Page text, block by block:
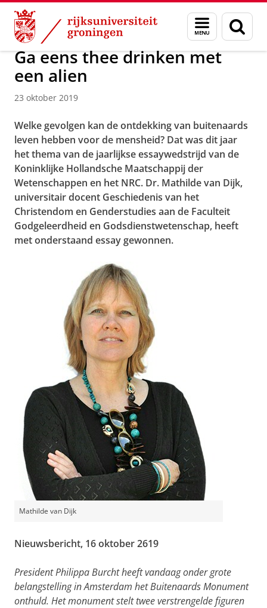
Skip
Content
Skip
Navigation
Menu
en
zoeken
Over ons Actueel Nieuws Nieuwsberichten
Ga eens thee drinken met
een alien
23 oktober 2019
Welke gevolgen kan de ontdekking van buitenaards
leven hebben voor de mensheid? Dat was dit jaar
het thema van de jaarlijkse essaywedstrijd van de
Koninklijke Hollandsche Maatschappij der
Wetenschappen en het NRC. Dr. Mathilde van Dijk,
universitair docent Geschiedenis van het
Christendom en Genderstudies aan de Faculteit
Godgeleerdheid en Godsdienstwetenschap, heeft
met onderstaand essay gewonnen.
Mathilde van Dijk
Nieuwsbericht, 16 oktober 2619
President Philippa Burcht heeft vandaag onder grote
belangstelling in Amsterdam het Buitenaards Monument
onthuld. Het monument stelt twee verstrengelde figuren